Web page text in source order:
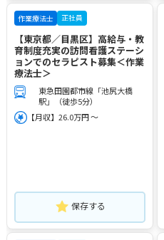
作業療法士 正社員
【東京都／目黒区】高給与・教
育制度充実の訪問看護ステーシ
ョンでのセラピスト募集＜作業
療法士＞
東急田園都市線「池尻大橋
駅」（徒歩5分）
【月収】26.0万円 ～
保存する